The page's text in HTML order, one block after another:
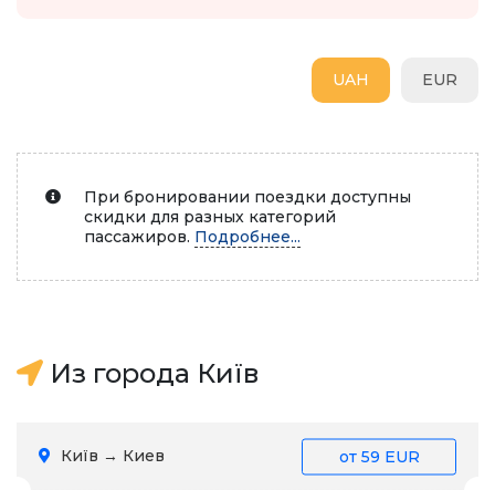
EUR
UAH
При бронировании поездки доступны
скидки для разных категорий
пассажиров. Подробнее...
Из города Київ
Київ → Киев от 59 EUR